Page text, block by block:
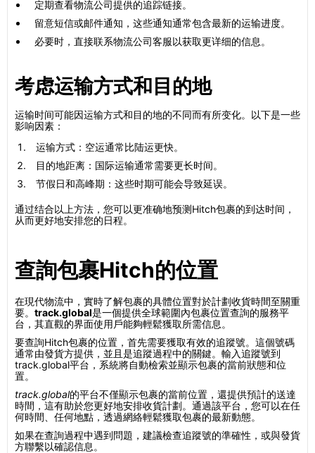
定期查看物流公司提供的追踪链接。
留意短信或邮件通知，这些通知通常包含最新的运输进度。
必要时，直接联系物流公司客服以获取更详细的信息。
考虑运输方式和目的地
运输时间可能因运输方式和目的地的不同而有所变化。以下是一些
影响因素：
运输方式：空运通常比陆运更快。
目的地距离：国际运输通常需要更长时间。
节假日和高峰期：这些时期可能会导致延误。
通过结合以上方法，您可以更准确地预测Hitch包裹的到达时间，
从而更好地安排您的日程。
查詢包裹Hitch的位置
在現代物流中，實時了解包裹的具體位置對於計劃收貨時間至關重
要。 track.global是一個提供全球範圍內包裹位置查詢的服務平
台，其直觀的界面使用戶能夠輕鬆獲取所需信息。
要查詢Hitch包裹的位置，首先需要獲取有效的追蹤號。這個號碼
通常由發貨方提供，並且是追蹤過程中的關鍵。輸入追蹤號到
track.global平台，系統將自動檢索並顯示包裹的當前狀態和位
置。
track.global的平台不僅顯示包裹的當前位置，還提供預計的送達
時間，這有助於您更好地安排收貨計劃。通過該平台，您可以在任
何時間、任何地點，透過網絡輕鬆獲取包裹的最新動態。
如果在查詢過程中遇到問題，建議檢查追蹤號的準確性，或與發貨
方聯繫以確認信息。